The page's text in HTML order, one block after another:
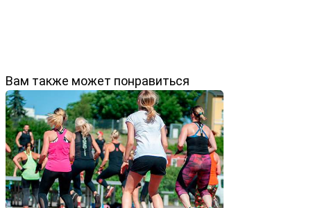
Вам также может понравиться